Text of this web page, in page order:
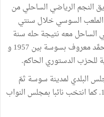
النجم الرياضي الساحلي من
غاية سنة 1981 وفريق الملعب السوسي خلال سنتي
الرياضي الساحل معه نتيجة حله سنة
1961. كما ترأس الشعبة الدستورية امحمِّد معروف بسوسة بين 1957 و
بالمجلس البلدي لمدينة سوسة ثمّ
رئيسا لنفس المجلس بين 1985 و 1990. كما انتخب نائبا بمجلس النواب